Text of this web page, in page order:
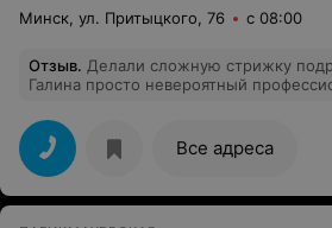
Минск, ул. Притыцкого, 76 с 08:00
Отзыв. Делали сложную стрижку
Галина просто невероятный
из 5 за столь низкую стоимость
Обязательно вернемся.Все адреса